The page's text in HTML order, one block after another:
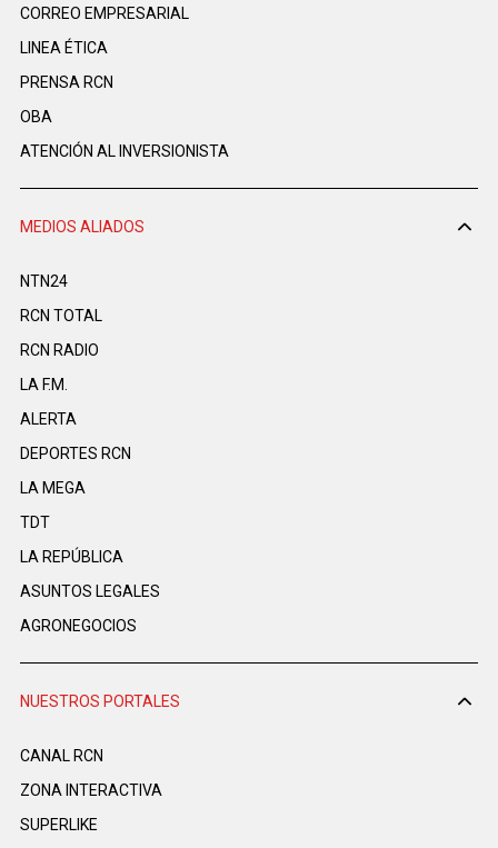
CORREO EMPRESARIAL
LINEA ÉTICA
PRENSA RCN
OBA
ATENCIÓN AL INVERSIONISTA
MEDIOS ALIADOS
NTN24
RCN TOTAL
RCN RADIO
LA F.M.
ALERTA
DEPORTES RCN
LA MEGA
TDT
LA REPÚBLICA
ASUNTOS LEGALES
AGRONEGOCIOS
NUESTROS PORTALES
CANAL RCN
ZONA INTERACTIVA
SUPERLIKE